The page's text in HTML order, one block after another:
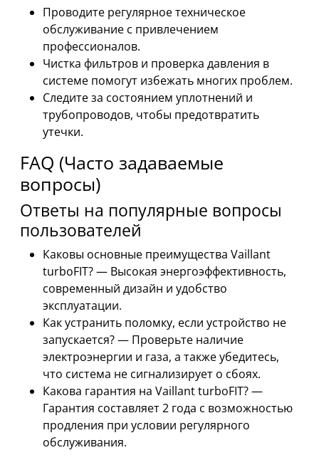
Проводите регулярное техническое
обслуживание с привлечением
профессионалов.
Чистка фильтров и проверка давления в
системе помогут избежать многих проблем.
Следите за состоянием уплотнений и
трубопроводов, чтобы предотвратить
утечки.
FAQ (Часто задаваемые
вопросы)
Ответы на популярные вопросы
пользователей
Каковы основные преимущества Vaillant
turboFIT? — Высокая энергоэффективность,
современный дизайн и удобство
эксплуатации.
Как устранить поломку, если устройство не
запускается? — Проверьте наличие
электроэнергии и газа, а также убедитесь,
что система не сигнализирует о сбоях.
Какова гарантия на Vaillant turboFIT? —
Гарантия составляет 2 года с возможностью
продления при условии регулярного
обслуживания.